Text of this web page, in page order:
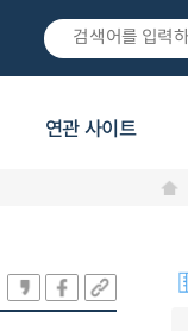
연관 사이트